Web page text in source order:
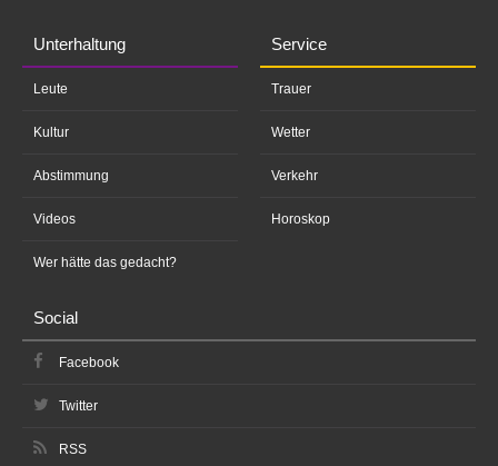
Unterhaltung
Leute
Kultur
Abstimmung
Videos
Wer hätte das gedacht?
Service
Trauer
Wetter
Verkehr
Horoskop
Social
Facebook
Twitter
RSS